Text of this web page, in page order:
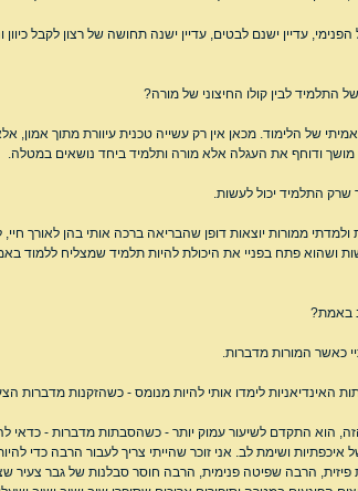
עדיין ישנם לבטים, עדיין ישנה תחושה של רצון לקבל כיוון
התלמיד לבין קולו החיצוני של מורה?
של הלימוד. מכאן אין רק עשייה טכנית עיוורת מתוך
ודוחף את העגלה אלא מורה ותלמיד ביחד נושאים במטלה.
שרק התלמיד יכול לעשות.
ולמדתי ממורות יוצאות דופן שהבריאה ברכה אותי בהן לאורך
ושהוא פתח בפניי את היכולת להיות תלמיד שמצליח ללמוד
באמת?
כאשר המורות מדברות.
האינדיאניות לימדו אותי להיות מנומס - כשהזקנות מדברות
הוא התקדם לשיעור עמוק יותר - כשהסבתות מדברות - כדאי
ושימת לב. אני זוכר שהייתי צריך לעבור הרבה כדי
הרבה שפיטה פנימית, הרבה חוסר סבלנות של גבר צעיר